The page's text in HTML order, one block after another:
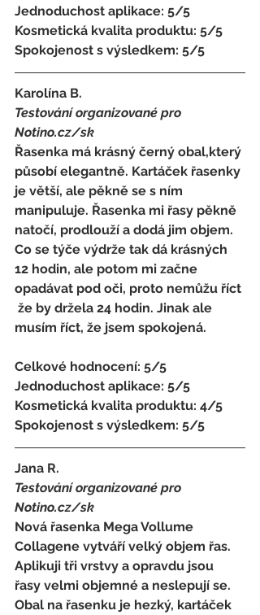
Jednoduchost aplikace: 5/5
Kosmetická kvalita produktu: 5/5
Spokojenost s výsledkem: 5/5
Karolína B.
Testování organizované pro
Notino.cz/sk
Řasenka má krásný černý obal,který
působí elegantně. Kartáček řasenky
je větší, ale pěkně se s ním
manipuluje. Řasenka mi řasy pěkně
natočí, prodlouží a dodá jim objem.
Co se týče výdrže tak dá krásných
12 hodin, ale potom mi začne
opadávat pod oči, proto nemůžu říct
že by držela 24 hodin. Jinak ale
musím říct, že jsem spokojená.
Celkové hodnocení: 5/5
Jednoduchost aplikace: 5/5
Kosmetická kvalita produktu: 4/5
Spokojenost s výsledkem: 5/5
Jana R.
Testování organizované pro
Notino.cz/sk
Nová řasenka Mega Vollume
Collagene vytváří velký objem řas.
Aplikuji tři vrstvy a opravdu jsou
řasy velmi objemné a neslepují se.
Obal na řasenku je hezký, kartáček